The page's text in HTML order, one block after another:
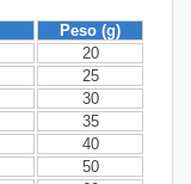
Peso (g)
20
25
30
35
40
50